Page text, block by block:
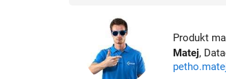
Produkt
Matej,